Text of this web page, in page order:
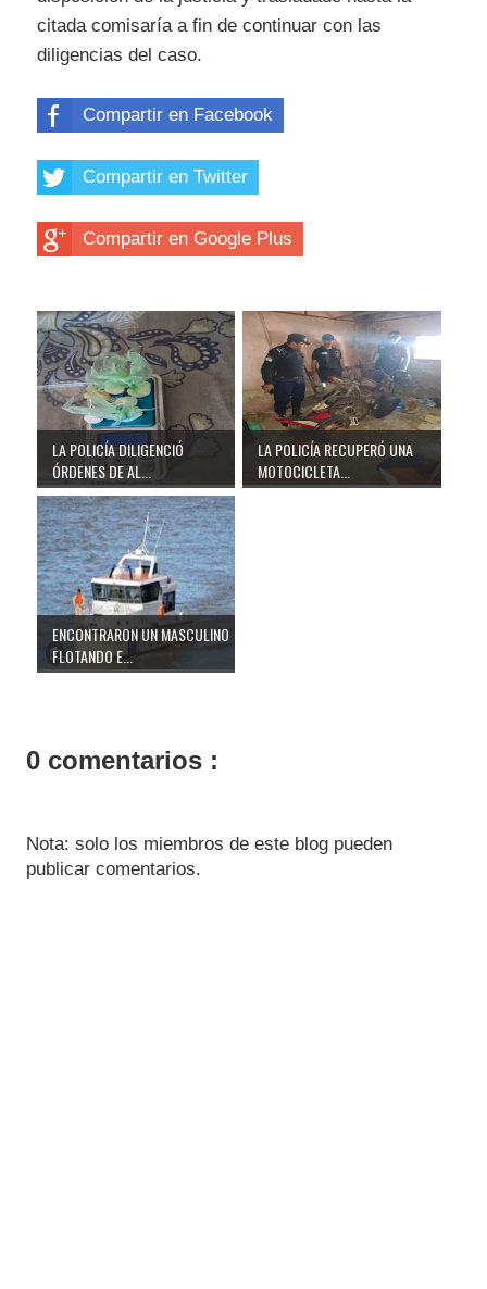
citada comisaría a fin de continuar con las
diligencias del caso.
Compartir en Facebook
Compartir en Twitter
Compartir en Google Plus
LA POLICÍA DILIGENCIÓ
ÓRDENES DE AL...
LA POLICÍA RECUPERÓ UNA
MOTOCICLETA...
ENCONTRARON UN MASCULINO
FLOTANDO E...
0 comentarios :
Nota: solo los miembros de este blog pueden
publicar comentarios.